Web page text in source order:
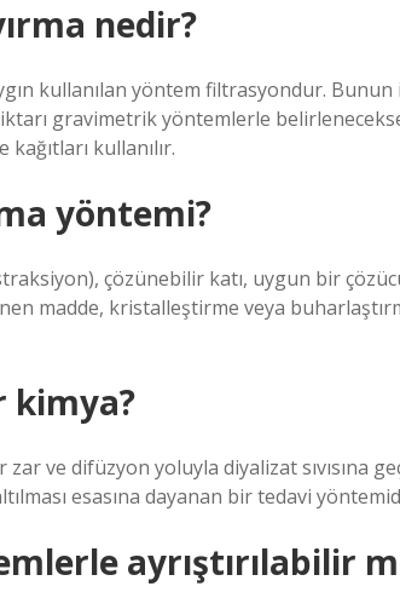
nedir?
kullanılan yöntem filtrasyondur.
gravimetrik yöntemlerle
kullanılır.
yöntemi?
çözünebilir katı, uygun bir
madde, kristalleştirme veya
kimya?
ve difüzyon yoluyla diyalizat sıvısına
esasına dayanan bir tedavi
ayrıştırılabilir